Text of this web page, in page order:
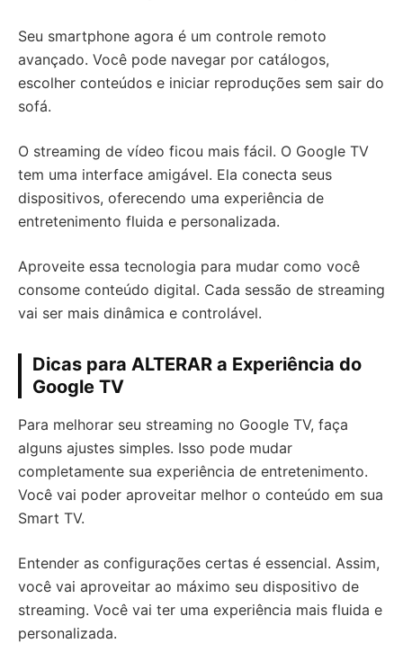
Seu smartphone agora é um controle remoto
avançado. Você pode navegar por catálogos,
escolher conteúdos e iniciar reproduções sem sair do
sofá.
O streaming de vídeo ficou mais fácil. O Google TV
tem uma interface amigável. Ela conecta seus
dispositivos, oferecendo uma experiência de
entretenimento fluida e personalizada.
Aproveite essa tecnologia para mudar como você
consome conteúdo digital. Cada sessão de streaming
vai ser mais dinâmica e controlável.
Dicas para ALTERAR a Experiência do
Google TV
Para melhorar seu streaming no Google TV, faça
alguns ajustes simples. Isso pode mudar
completamente sua experiência de entretenimento.
Você vai poder aproveitar melhor o conteúdo em sua
Smart TV.
Entender as configurações certas é essencial. Assim,
você vai aproveitar ao máximo seu dispositivo de
streaming. Você vai ter uma experiência mais fluida e
personalizada.